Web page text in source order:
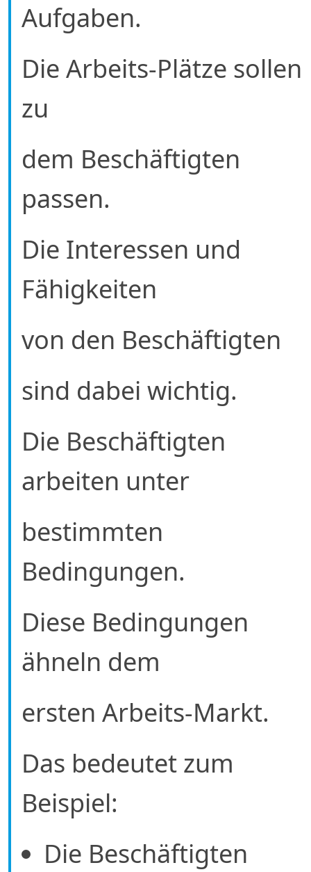
Aufgaben.
Die Arbeits-Plätze sollen
zu
dem Beschäftigten
passen.
Die Interessen und
Fähigkeiten
von den Beschäftigten
sind dabei wichtig.
Die Beschäftigten
arbeiten unter
bestimmten
Bedingungen.
Diese Bedingungen
ähneln dem
ersten Arbeits-Markt.
Das bedeutet zum
Beispiel:
Die Beschäftigten